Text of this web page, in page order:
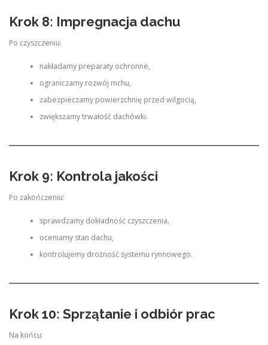
Krok 8: Impregnacja dachu
Po czyszczeniu:
nakładamy preparaty ochronne,
ograniczamy rozwój mchu,
zabezpieczamy powierzchnię przed wilgocią,
zwiększamy trwałość dachówki.
Krok 9: Kontrola jakości
Po zakończeniu:
sprawdzamy dokładność czyszczenia,
oceniamy stan dachu,
kontrolujemy drożność systemu rynnowego.
Krok 10: Sprzątanie i odbiór prac
Na końcu: